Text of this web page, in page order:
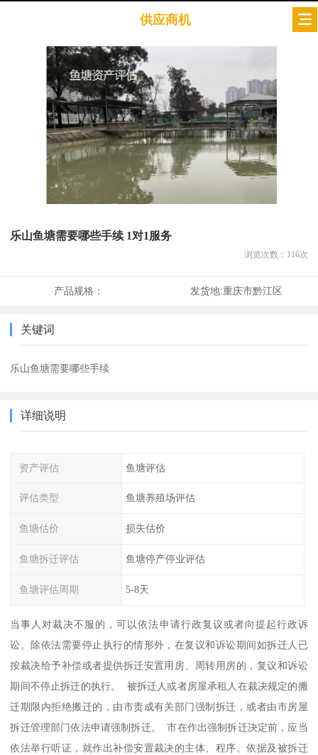
供应商机
乐山鱼塘需要哪些手续 1对1服务
浏览次数： 116次
产品规格： 发货地:重庆市黔江区
关键词
乐山鱼塘需要哪些手续
详细说明
资产评估 鱼塘评估
评估类型 鱼塘养殖场评估
鱼塘估价 损失估价
鱼塘拆迁评估 鱼塘停产停业评估
鱼塘评估周期 5-8天
当事人对裁决不服的，可以依法申请行政复议或者向提起行政诉
讼。除依法需要停止执行的情形外，在复议和诉讼期间如拆迁人已
按裁决给予补偿或者提供拆迁安置用房、周转用房的，复议和诉讼
期间不停止拆迁的执行。 被拆迁人或者房屋承租人在裁决规定的搬
迁期限内拒绝搬迁的，由市责成有关部门强制拆迁，或者由市房屋
拆迁管理部门依法申请强制拆迁。 市在作出强制拆迁决定前，应当
依法举行听证，就作出补偿安置裁决的主体、程序、依据及被拆迁